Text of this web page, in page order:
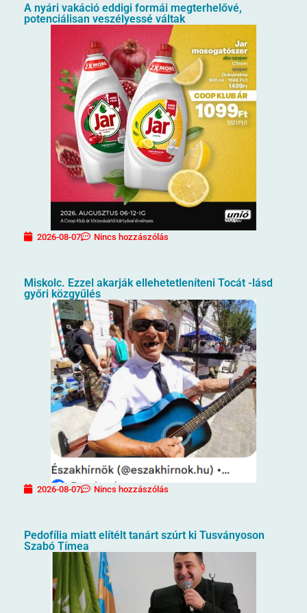
A nyári vakáció eddigi formái megterhelővé,
potenciálisan veszélyessé váltak
2026-08-07 Nincs hozzászólás
Miskolc. Ezzel akarják ellehetetleníteni Tocát -lásd
győri közgyűlés
2026-08-07 Nincs hozzászólás
Pedofília miatt elítélt tanárt szúrt ki Tusványoson
Szabó Tímea